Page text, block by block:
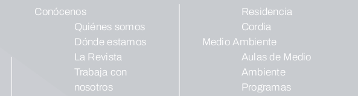
Conócenos
Quiénes somos
Dónde estamos
La Revista
Trabaja con
nosotros
Residencia
Cordia
Medio Ambiente
Aulas de Medio
Ambiente
Programas